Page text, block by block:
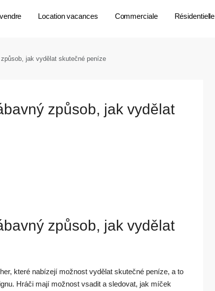
Location vacances Commerciale Résidentielle
jak vydělat skutečné peníze
způsob, jak vydělat
způsob, jak vydělat
které nabízejí možnost vydělat skutečné peníze, a to
Hráči mají možnost vsadit a sledovat, jak míček